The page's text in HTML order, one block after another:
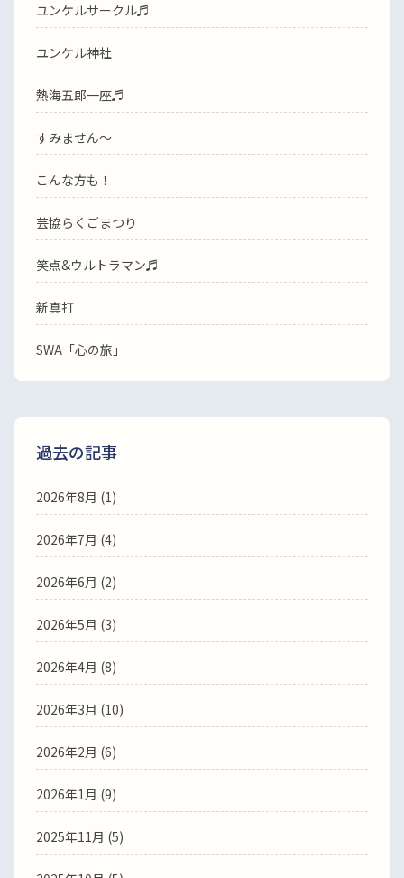
ユンケルサークル♬
ユンケル神社
熱海五郎一座♬
すみません〜
こんな方も！
芸協らくごまつり
笑点&ウルトラマン♬
新真打
SWA「心の旅」
過去の記事
2026年8月 (1)
2026年7月 (4)
2026年6月 (2)
2026年5月 (3)
2026年4月 (8)
2026年3月 (10)
2026年2月 (6)
2026年1月 (9)
2025年11月 (5)